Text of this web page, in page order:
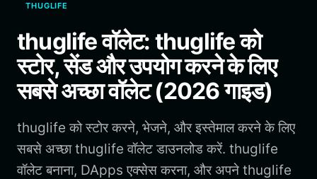
繁體中文
Português (Portugal)
Bahasa Indonesia
ภาษาไทย
Português (Brasil)
Español (Argentina)
THUGLIFE
thuglife वॉलेट: thuglife को
स्टोर, सेंड और उपयोग करने के लिए
सबसे अच्छा वॉलेट (2026 गाइड)
thuglife को स्टोर करने, भेजने, और इस्तेमाल करने के लिए
सबसे अच्छा thuglife वॉलेट डाउनलोड करें. thuglife
वॉलेट बनाना, DApps एक्सेस करना, और अपने thuglife